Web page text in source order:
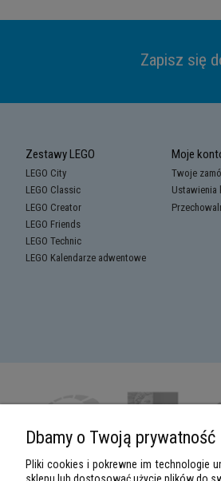
Zapisz się
Zestawy LEGO
LEGO City
LEGO Classic
LEGO Creator
LEGO Friends
LEGO Technic
LEGO Kalendarze adwentowe
Moje
Twoje
Ustawienia
Dbamy o Twoją prywatność
Pliki cookies i pokrewne im technologie